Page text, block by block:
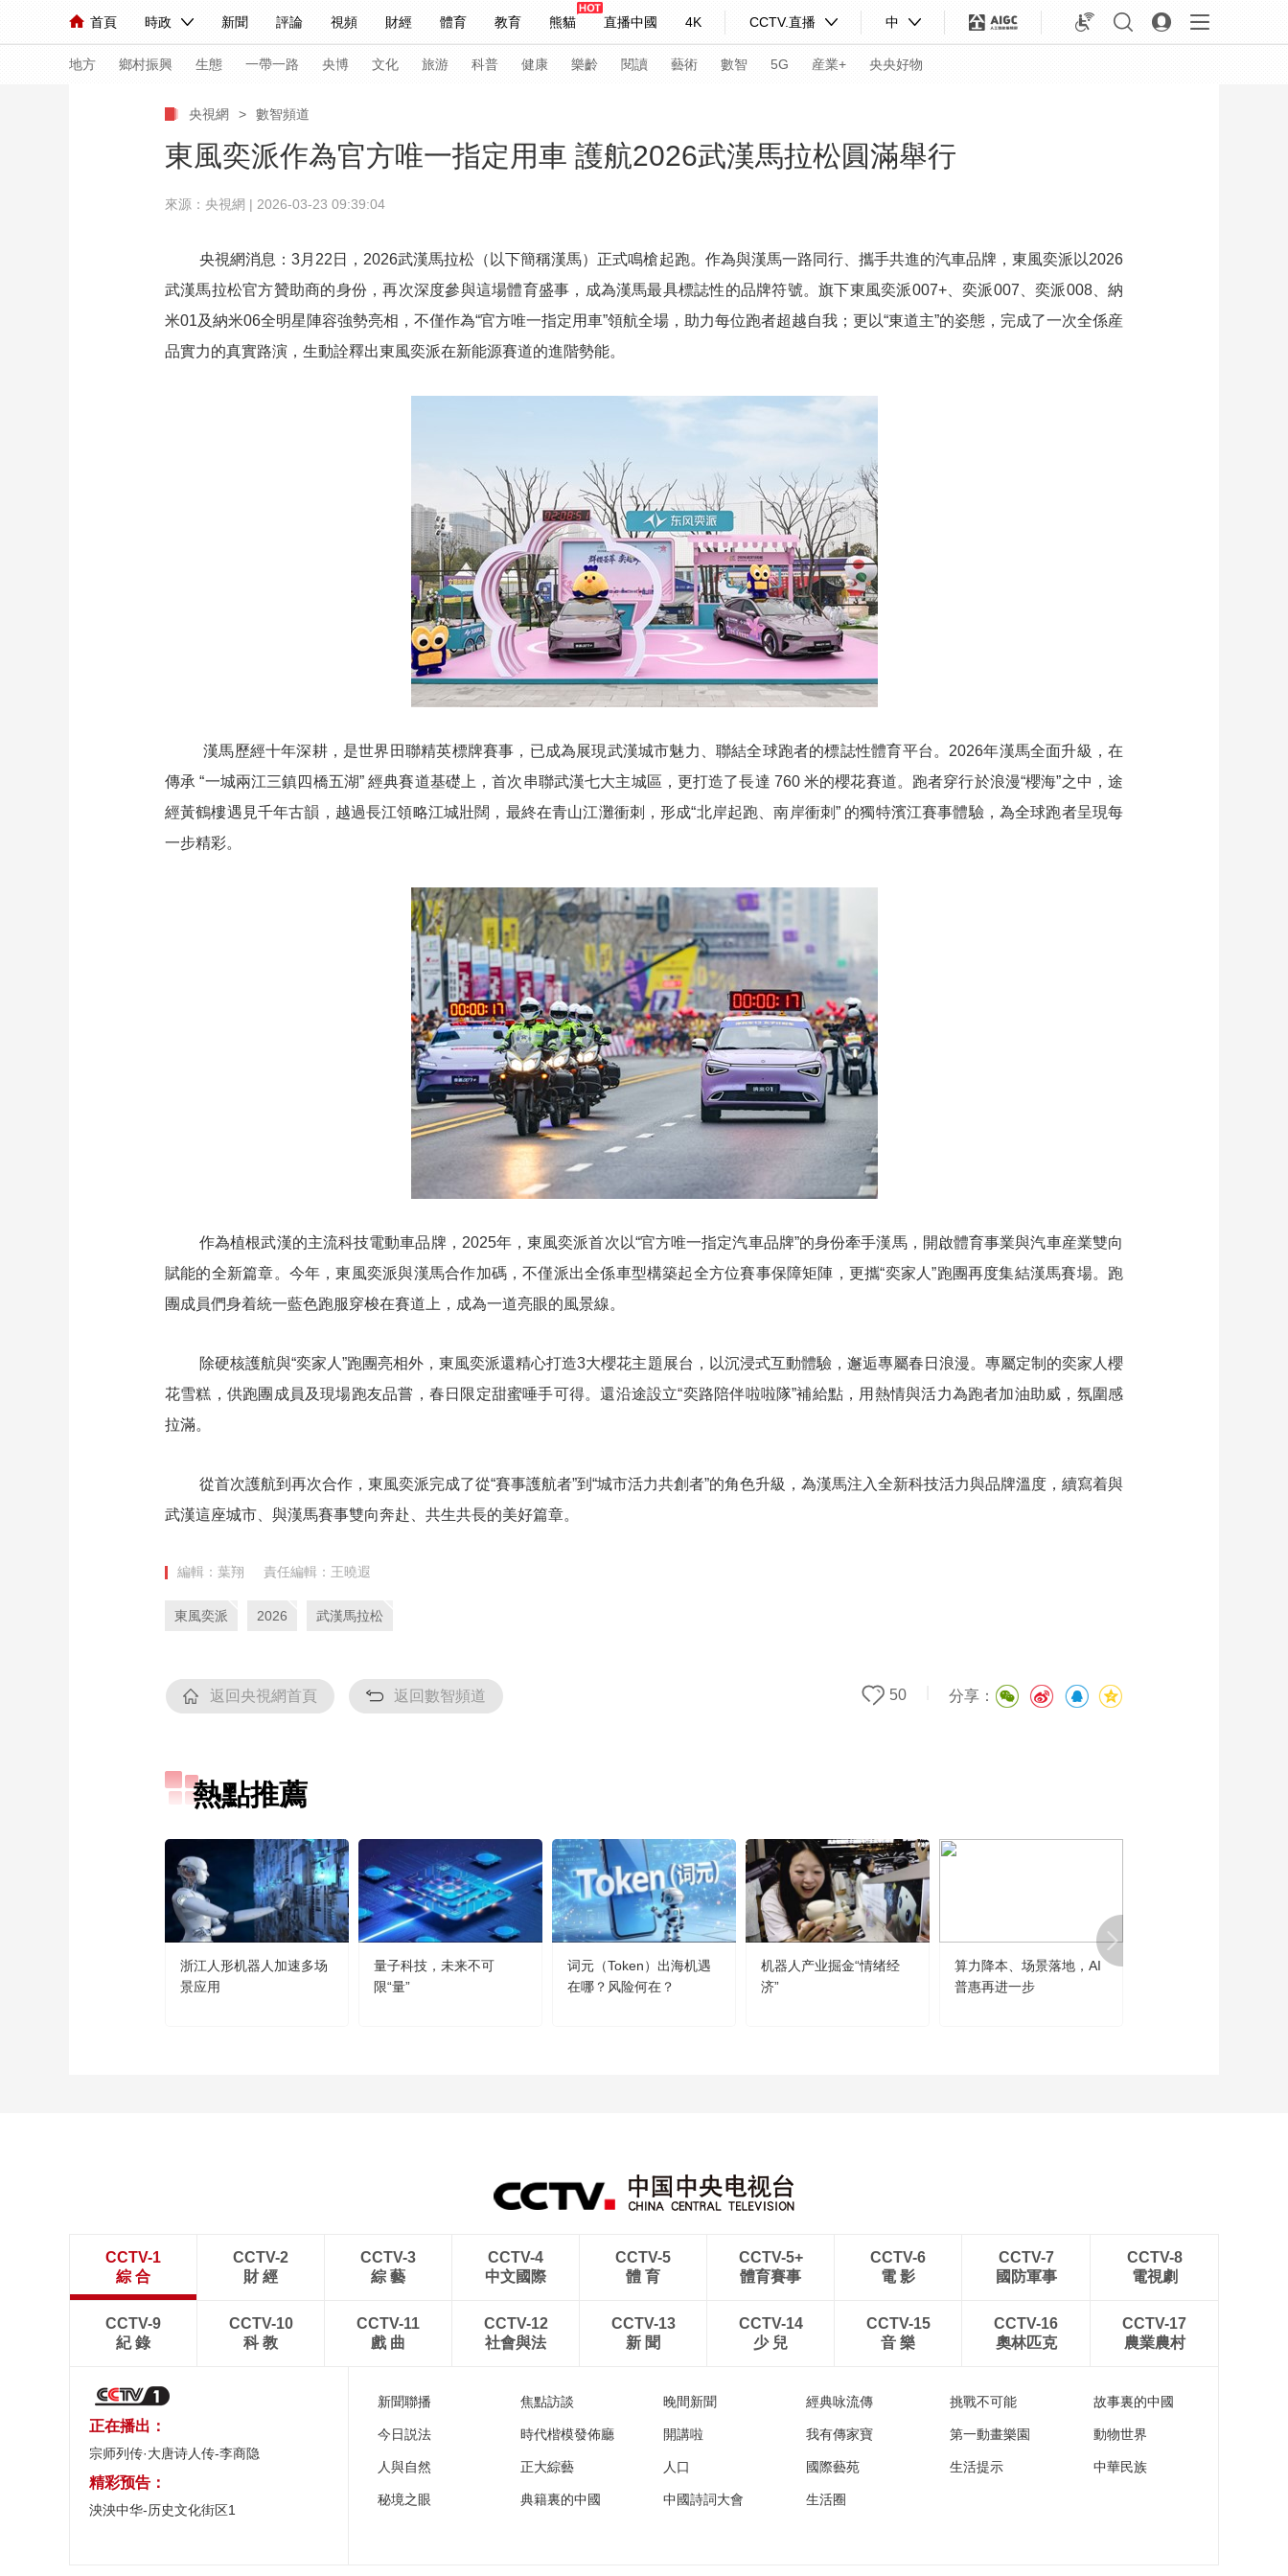
首頁 時政 新聞 評論 視頻 財經 體育 教育 熊貓 直播中國 4K CCTV.直播 中
人民領袖習近平 聯播+ 中國領導人 央視快評 習式妙語 熱解讀 天天學習
直播 片庫 欄目大全 節目單 聽音 微視頻 主持人 下載央視影音
海外頻道 iPanda English Монгол
地方 鄉村振興 生態 一帶一路 央博 文化 旅游 科普 健康 樂齡 閱讀 藝術 數智 5G 産業+ 央央好物
聯播+ 熱解讀 天天學習 習式妙語 央視快評 央視網評 光華銳評 鋒面
小央視頻 小央直播 直播中國 熊貓頻道 VR/AR 4K專區 全景新聞
前線 比劃 快看 藍海中國 新兵請入列 人生第一次 人生第二次
旅游
超級工廠 智敬中國 全民健康 顏選攻略 海洋 時尚
片庫 熱播榜 總台企業白名單
央視網 > 數智頻道
東風奕派作為官方唯一指定用車 護航2026武漢馬拉松圓滿舉行
來源：央視網 | 2026-03-23 09:39:04
央視網消息：3月22日，2026武漢馬拉松（以下簡稱漢馬）正式鳴槍起跑。作為與漢馬一路同行、攜手共進的汽車品牌，東風奕派以2026
武漢馬拉松官方贊助商的身份，再次深度參與這場體育盛事，成為漢馬最具標誌性的品牌符號。旗下東風奕派007+、奕派007、奕派008、納
米01及納米06全明星陣容強勢亮相，不僅作為“官方唯一指定用車”領航全場，助力每位跑者超越自我；更以“東道主”的姿態，完成了一次全係産
品實力的真實路演，生動詮釋出東風奕派在新能源賽道的進階勢能。
漢馬歷經十年深耕，是世界田聯精英標牌賽事，已成為展現武漢城市魅力、聯結全球跑者的標誌性體育平台。2026年漢馬全面升級，在
傳承 “一城兩江三鎮四橋五湖” 經典賽道基礎上，首次串聯武漢七大主城區，更打造了長達 760 米的櫻花賽道。跑者穿行於浪漫“櫻海”之中，途
經黃鶴樓遇見千年古韻，越過長江領略江城壯闊，最終在青山江灘衝刺，形成“北岸起跑、南岸衝刺” 的獨特濱江賽事體驗，為全球跑者呈現每
一步精彩。
作為植根武漢的主流科技電動車品牌，2025年，東風奕派首次以“官方唯一指定汽車品牌”的身份牽手漢馬，開啟體育事業與汽車産業雙向
賦能的全新篇章。今年，東風奕派與漢馬合作加碼，不僅派出全係車型構築起全方位賽事保障矩陣，更攜“奕家人”跑團再度集結漢馬賽場。跑
團成員們身着統一藍色跑服穿梭在賽道上，成為一道亮眼的風景線。
除硬核護航與“奕家人”跑團亮相外，東風奕派還精心打造3大櫻花主題展台，以沉浸式互動體驗，邂逅專屬春日浪漫。專屬定制的奕家人櫻
花雪糕，供跑團成員及現場跑友品嘗，春日限定甜蜜唾手可得。還沿途設立“奕路陪伴啦啦隊”補給點，用熱情與活力為跑者加油助威，氛圍感
拉滿。
從首次護航到再次合作，東風奕派完成了從“賽事護航者”到“城市活力共創者”的角色升級，為漢馬注入全新科技活力與品牌溫度，續寫着與
武漢這座城市、與漢馬賽事雙向奔赴、共生共長的美好篇章。
編輯：葉翔 責任編輯：王曉遐
東風奕派 2026 武漢馬拉松
返回央視網首頁 返回數智頻道 分享：
50
熱點推薦
浙江人形机器人加速多场
景应用
量子科技，未来不可
限“量”
词元（Token）出海机遇
在哪？风险何在？
机器人产业掘金“情绪经
济”
算力降本、场景落地，AI
普惠再进一步
CCTV-1
綜 合
CCTV-2
財 經
CCTV-3
綜 藝
CCTV-4
中文國際
CCTV-5
體 育
CCTV-5+
體育賽事
CCTV-6
電 影
CCTV-7
國防軍事
CCTV-8
電視劇
CCTV-9
紀 錄
CCTV-10
科 教
CCTV-11
戲 曲
CCTV-12
社會與法
CCTV-13
新 聞
CCTV-14
少 兒
CCTV-15
音 樂
CCTV-16
奧林匹克
CCTV-17
農業農村
正在播出：
宗师列传·大唐诗人传-李商隐
精彩预告：
泱泱中华-历史文化街区1
新聞聯播 焦點訪談 晚間新聞 經典咏流傳 挑戰不可能 故事裏的中國
今日説法 時代楷模發佈廳 開講啦 我有傳家寶 第一動畫樂園 動物世界
人與自然 正大綜藝 人口 國際藝苑 生活提示 中華民族
秘境之眼 典籍裏的中國 中國詩詞大會 生活圈